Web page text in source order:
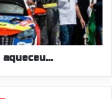
aqueceu...